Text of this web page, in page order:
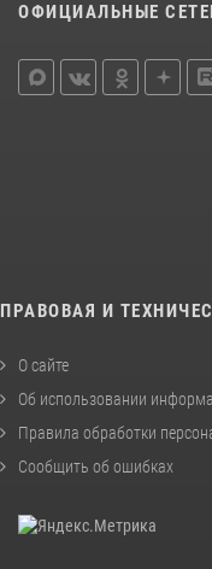
ОФИЦИАЛЬНЫЕ
ПРАВОВАЯ И
О сайте
Об использовании
Правила обработки
Сообщить об ошибках